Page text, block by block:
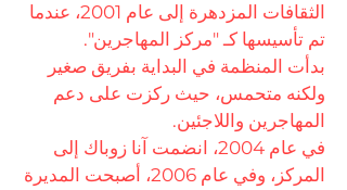
الثقافات المزدهرة إلى عام 2001، عندما
تم تأسيسها كـ "مركز المهاجرين".
بدأت المنظمة في البداية بفريق صغير
ولكنه متحمس، حيث ركزت على دعم
المهاجرين واللاجئين.
في عام 2004، انضمت آنا زوباك إلى
المركز، وفي عام 2006، أصبحت المديرة